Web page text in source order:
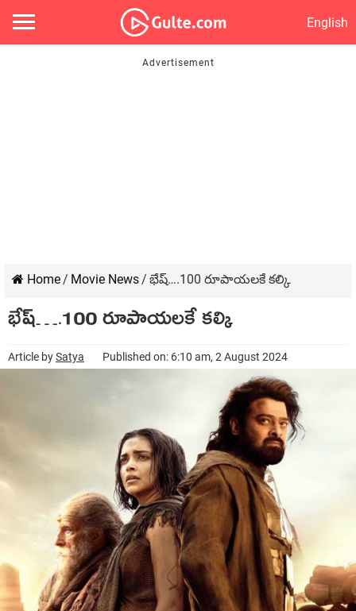
English
Home/ Movie News/ భేష్….100 రూపాయలకే కల్కి
భేష్….100 రూపాయలకే కల్కి
Article bySatya Published on: 6:10 am, 2 August 2024